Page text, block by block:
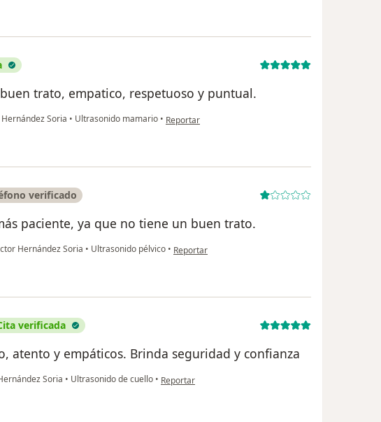
trato, empatico, respetuoso y puntual.
Soria • Ultrasonido mamario • en opinión del usuario AZG
Reportar
verificado
paciente, ya que no tiene un buen trato.
Hernández Soria • Ultrasonido pélvico • en opinión del usuario F,T,
Reportar
verificada
atento y empáticos. Brinda seguridad y confianza
Soria • Ultrasonido de cuello • en opinión del usuario Eduardo García
Reportar